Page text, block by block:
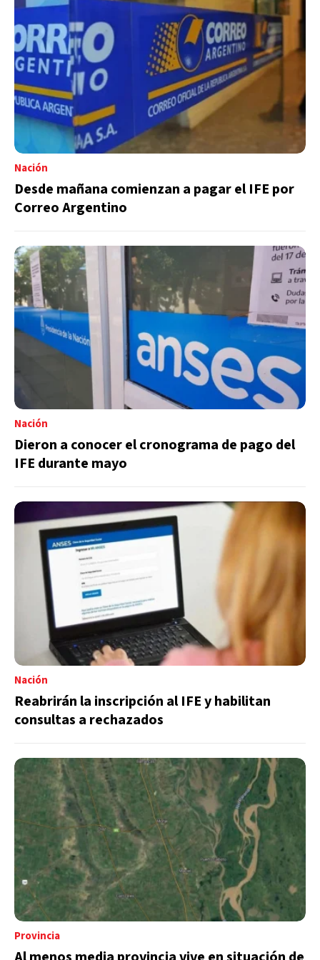
Nación
Desde mañana comienzan a pagar el IFE por
Correo Argentino
Nación
Dieron a conocer el cronograma de pago del
IFE durante mayo
Nación
Reabrirán la inscripción al IFE y habilitan
consultas a rechazados
Provincia